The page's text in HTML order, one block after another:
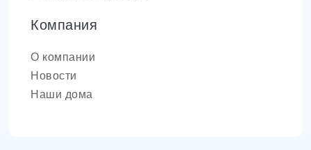
Компания
О компании
Новости
Наши дома